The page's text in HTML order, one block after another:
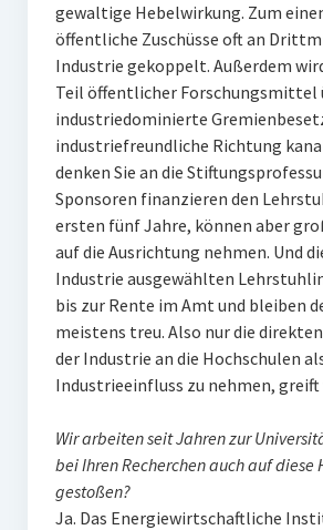
gewaltige Hebelwirkung. Zum
öffentliche Zuschüsse oft an
Industrie gekoppelt. Außerdem
Teil öffentlicher Forschungsmittel
industriedominierte
industriefreundliche Richtung
denken Sie an die
Sponsoren finanzieren den
ersten fünf Jahre, können aber
auf die Ausrichtung nehmen. Und
Industrie ausgewählten
bis zur Rente im Amt und bleiben
meistens treu. Also nur die
der Industrie an die Hochschulen
Industrieeinfluss zu nehmen, greift
Wir arbeiten seit Jahren zur
bei Ihren Recherchen auch auf diese
gestoßen?
Ja. Das Energiewirtschaftliche